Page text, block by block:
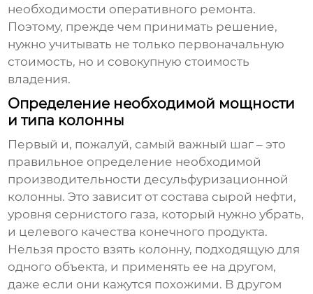
необходимости оперативного ремонта.
Поэтому, прежде чем принимать решение,
нужно учитывать не только первоначальную
стоимость, но и совокупную стоимость
владения.
Определение необходимой мощности
и типа колонны
Первый и, пожалуй, самый важный шаг – это
правильное определение необходимой
производительностидесульфуризационной
колонны. Это зависит от состава сырой нефти,
уровня сернистого газа, который нужно убрать,
и целевого качества конечного продукта.
Нельзя просто взять колонну, подходящую для
одного объекта, и применять ее на другом,
даже если они кажутся похожими. В другом